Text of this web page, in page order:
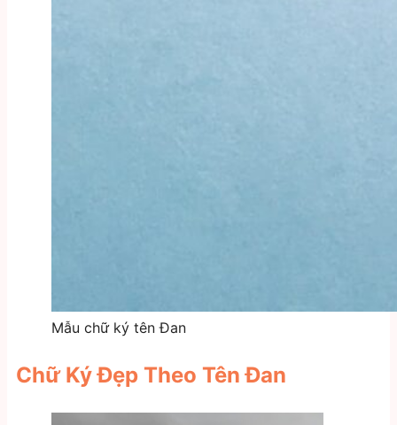
Mẫu chữ ký tên Đan
Chữ Ký Đẹp Theo Tên Đan